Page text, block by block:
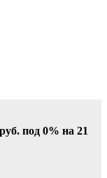
под 0% на 21